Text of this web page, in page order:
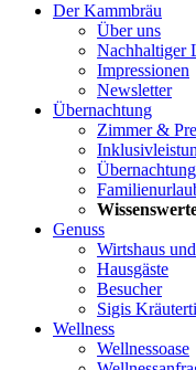
Der Kammbräu
Über uns
Nachhaltiger
Impressionen
Newsletter
Übernachtung
Zimmer &
Genuss
Wirtshaus
Hausgäste
Besucher
Sigis
Wellness
Wellnessoase